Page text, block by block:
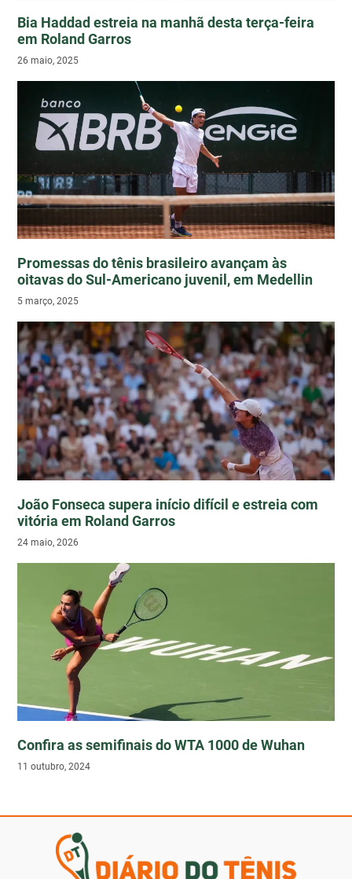
Bia Haddad estreia na manhã desta terça-feira
em Roland Garros
26 maio, 2025
Promessas do tênis brasileiro avançam às
oitavas do Sul-Americano juvenil, em Medellin
5 março, 2025
João Fonseca supera início difícil e estreia com
vitória em Roland Garros
24 maio, 2026
Confira as semifinais do WTA 1000 de Wuhan
11 outubro, 2024